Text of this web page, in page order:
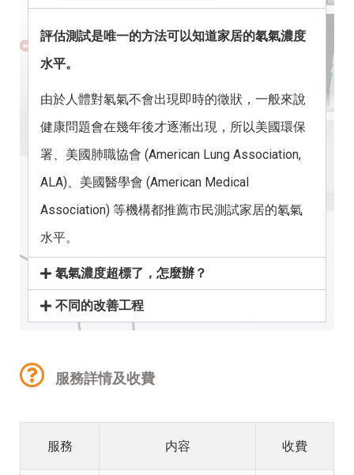
評估測試是唯一的方法可以知道家居的氡氣濃度
水平。
由於人體對氡氣不會出現即時的徵狀，一般來說
健康問題會在幾年後才逐漸出現，所以美國環保
署、美國肺職協會 (American Lung Association,
ALA)、 美國醫學會 (American Medical
Association) 等機構都推薦市民測試家居的氡氣
水平。
氡氣濃度超標了，怎麼辦？
不同的改善工程
服務詳情及收費
服務 内容 收費